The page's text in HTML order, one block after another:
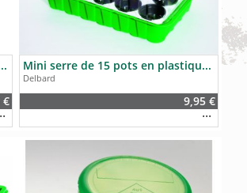
godets biodégradables - Delbard ..
€
Mini serre de 15 pots en plastique - Delbard
Delbard
9,95 €